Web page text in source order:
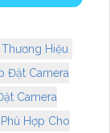
Hiệu
Đặt Camera
Camera
Hợp Cho